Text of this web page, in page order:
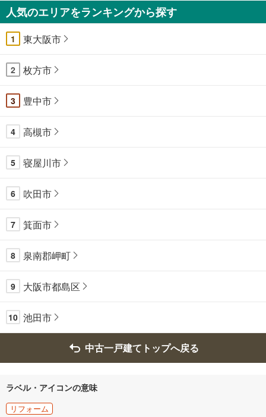
人気のエリアをランキングから探す
1 東大阪市
2 枚方市
3 豊中市
4 高槻市
5 寝屋川市
6 吹田市
7 箕面市
8 泉南郡岬町
9 大阪市都島区
10 池田市
中古一戸建てトップへ戻る
ラベル・アイコンの意味
リフォーム